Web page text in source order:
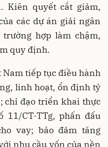
Kiên quyết cắt giảm,
các dự án giải ngân
hợp làm chậm,
quy định.
Nam tiếp tục điều hành
linh hoạt, ổn định tỷ
chỉ đạo triển khai thực
CT-TTg, phấn đấu
vay; bảo đảm tăng
nhu cầu vốn của nền